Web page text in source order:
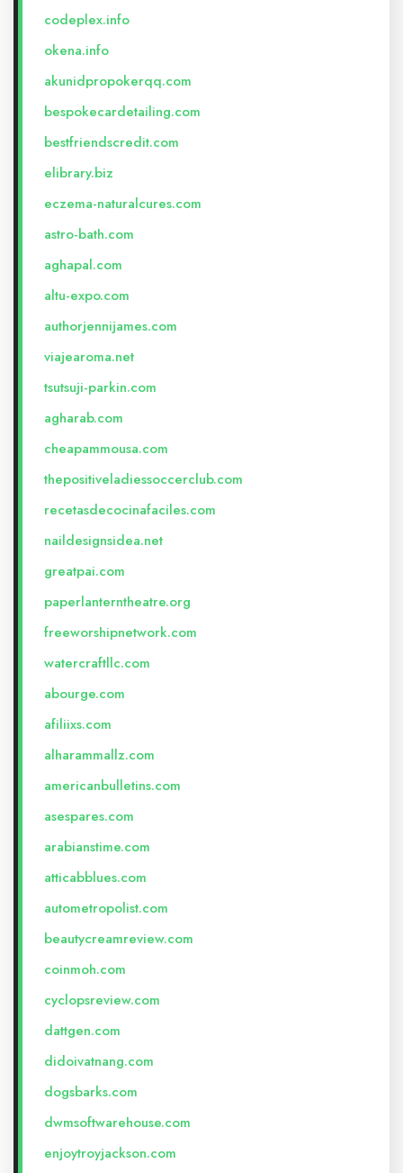
codeplex.info
okena.info
akunidpropokerqq.com
bespokecardetailing.com
bestfriendscredit.com
elibrary.biz
eczema-naturalcures.com
astro-bath.com
aghapal.com
altu-expo.com
authorjennijames.com
viajearoma.net
tsutsuji-parkin.com
agharab.com
cheapammousa.com
thepositiveladiessoccerclub.com
recetasdecocinafaciles.com
naildesignsidea.net
greatpai.com
paperlanterntheatre.org
freeworshipnetwork.com
watercraftllc.com
abourge.com
afiliixs.com
alharammallz.com
americanbulletins.com
asespares.com
arabianstime.com
atticabblues.com
autometropolist.com
beautycreamreview.com
coinmoh.com
cyclopsreview.com
dattgen.com
didoivatnang.com
dogsbarks.com
dwmsoftwarehouse.com
enjoytroyjackson.com